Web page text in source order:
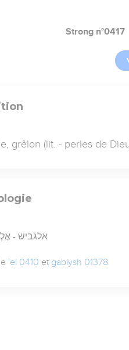
Strong n°0417
grêlon (lit. - perles de
< אלגביש -
'el 0410 et gabiysh 01378